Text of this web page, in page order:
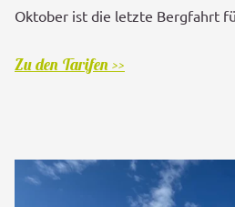
Oktober ist die letzte Bergfahrt
Zu den Tarifen >>